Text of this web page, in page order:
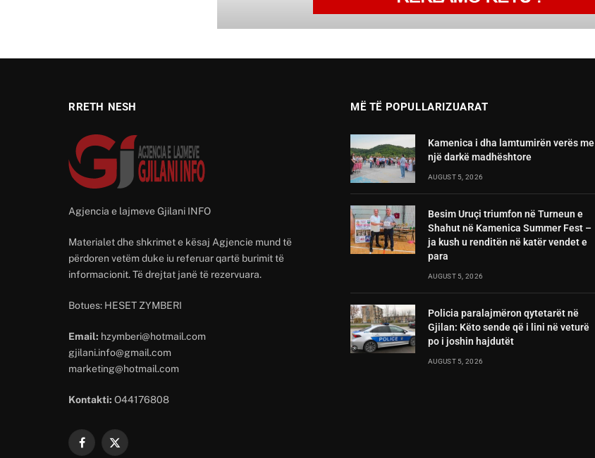
RRETH NESH
Agjencia e lajmeve Gjilani INFO
Materialet dhe shkrimet e kësaj Agjencie mund të
përdoren vetëm duke iu referuar qartë burimit të
informacionit. Të drejtat janë të rezervuara.
Botues: HESET ZYMBERI
Email: hzymberi@hotmail.com
gjilani.info@gmail.com
marketing@hotmail.com
Kontakti: O44176808
Facebook
X
MË TË POPULLARIZUARAT
Kamenica i dha lamtumirën verës me
një darkë madhështore
AUGUST 5, 2026
Besim Uruçi triumfon në Turneun e
Shahut në Kamenica Summer Fest –
ja kush u renditën në katër vendet e
para
AUGUST 5, 2026
Policia paralajmëron qytetarët në
Gjilan: Këto sende që i lini në veturë
po i joshin hajdutët
AUGUST 5, 2026